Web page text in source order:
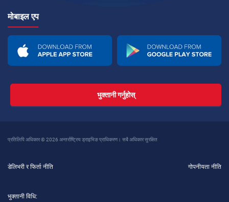
मोबाइल एप
भुक्तानी गर्नुहोस्
प्रतिलिपि अधिकार © 2026 अन्तर्राष्ट्रिय ड्राइभिङ प्राधिकरण। सबै अधिकार सुरक्षित
डेलिभरी र फिर्ता नीति गोपनीयता नीति
भुक्तानी विधि: